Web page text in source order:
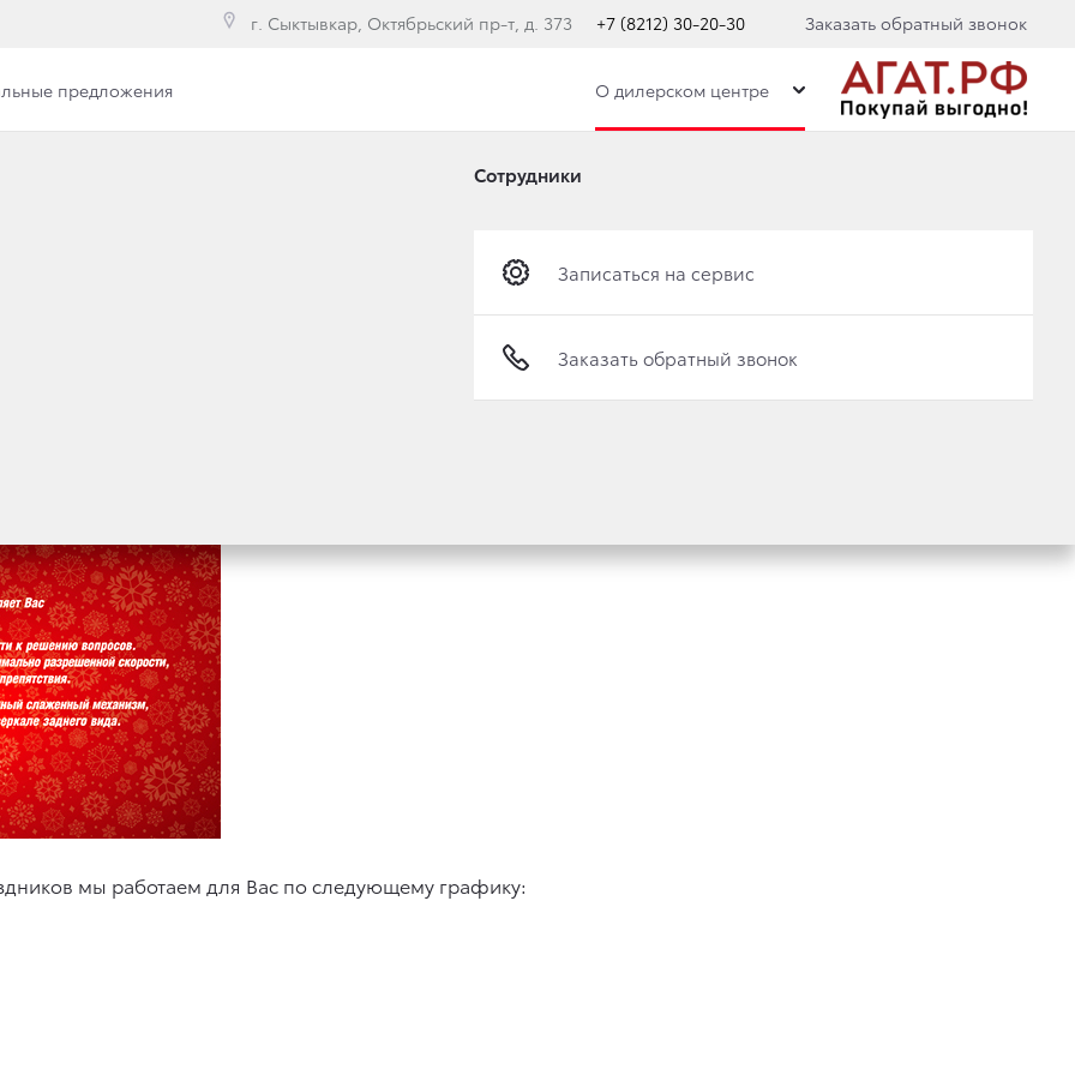
г. Сыктывкар, Октябрьский пр-т, д. 373 +7 (8212) 30-20-30 Заказать обратный звонок
Записаться на сервис
Заказать обратный звонок
предложения О дилерском центре
Сотрудники
Записаться на сервис
Заказать обратный звонок
ПОЗДРАВЛЯЕТ ВАС С НАСТУПАЮЩИМ
мы работаем для Вас по следующему графику: